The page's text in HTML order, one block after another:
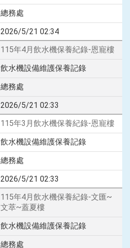
總務處
2026/5/21 02:34
115年4月飲水機保養紀錄-恩寵樓
飲水機設備維護保養記錄
總務處
2026/5/21 02:33
115年3月飲水機保養紀錄-恩寵樓
飲水機設備維護保養記錄
總務處
2026/5/21 02:33
115年4月飲水機保養紀錄-文匯~
文萃~蓋夏樓
飲水機設備維護保養記錄
總務處